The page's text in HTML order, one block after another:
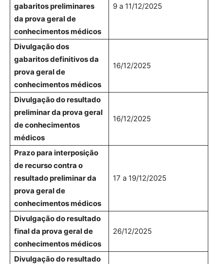
gabaritos preliminares
da prova geral de
conhecimentos médicos
9 a 11/12/2025
Divulgação dos
gabaritos definitivos da
prova geral de
conhecimentos médicos
16/12/2025
Divulgação do resultado
preliminar da prova geral
de conhecimentos
médicos
16/12/2025
Prazo para interposição
de recurso contra o
resultado preliminar da
prova geral de
conhecimentos médicos
17 a 19/12/2025
Divulgação do resultado
final da prova geral de
conhecimentos médicos
26/12/2025
Divulgação do resultado